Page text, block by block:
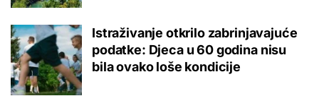
Istraživanje otkrilo zabrinjavajuće
podatke: Djeca u 60 godina nisu
bila ovako loše kondicije